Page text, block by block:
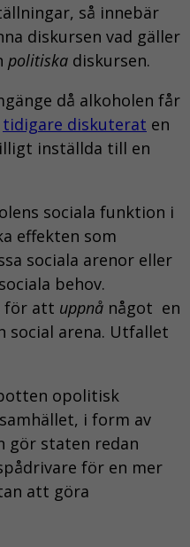
så innebär
diskursen vad gäller
politiska diskursen.
då alkoholen får
tidigare diskuterat en
inställda till en
sociala funktion i
effekten som
sociala arenor eller
behov.
för att uppnå något  en
social arena. Utfallet
opolitisk
i form av
gör staten redan
för en mer
att göra